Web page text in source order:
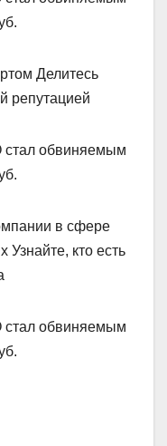
Делитесь
репутацией
в сфере
кто есть